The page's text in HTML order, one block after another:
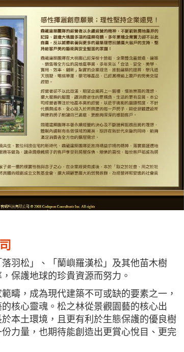
羽松」、「蘭嶼羅漢松」及其他苗木樹
保護地球的珍貴資源而努力。
疇，成為現代建築不可或缺的要素之一，
核心靈魂。松之林從景觀園藝的核心出
本土環境，且更有利於生態保護的優良樹
力量，也期待能創造出更賞心悅目、更完